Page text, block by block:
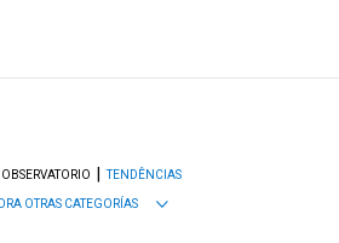
OBSERVATORIO
TENDÊNCIAS
OTRAS CATEGORÍAS